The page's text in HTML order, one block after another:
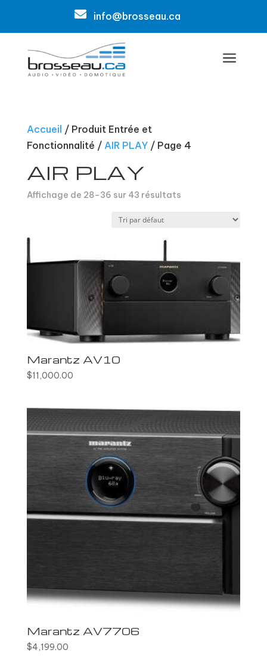
 info@brosseau.ca
a
Accueil / Produit Entrée et
Fonctionnalité / AIR PLAY/ Page 4
AIR PLAY
Affichage de 28–36 sur 43 résultats
Marantz AV10
$11,000.00
Marantz AV7706
$4,199.00